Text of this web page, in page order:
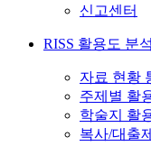
신고센터
RISS 활용도 분석
자료 현황
주제별 활
학술지 활
복사/대출